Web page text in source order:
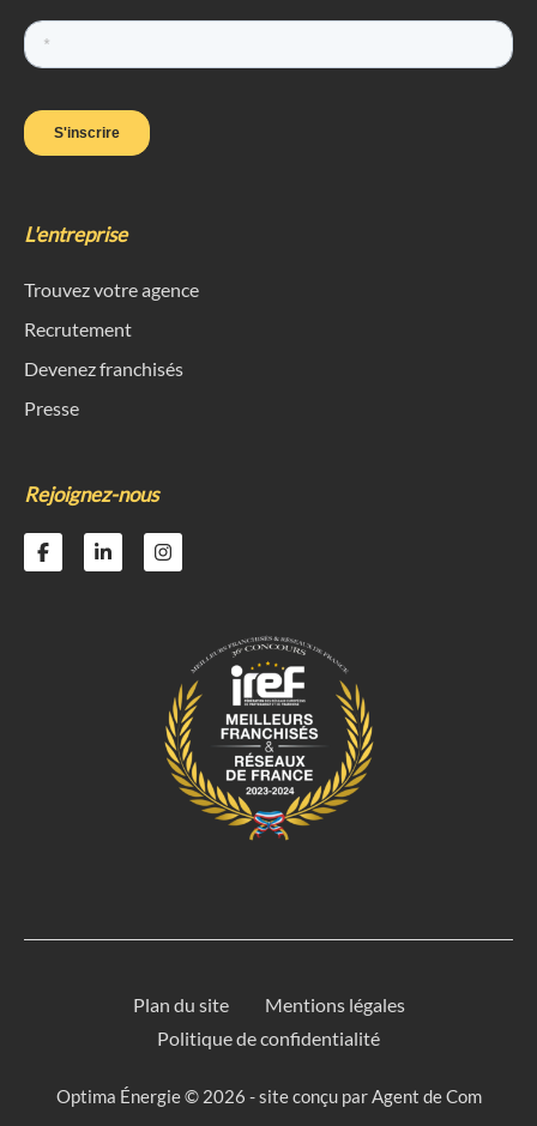
L'entreprise
Trouvez votre agence
Recrutement
Devenez franchisés
Presse
Rejoignez-nous
Plan du site
Mentions légales
Politique de confidentialité
Optima Énergie © 2026 - site conçu parAgent de Com